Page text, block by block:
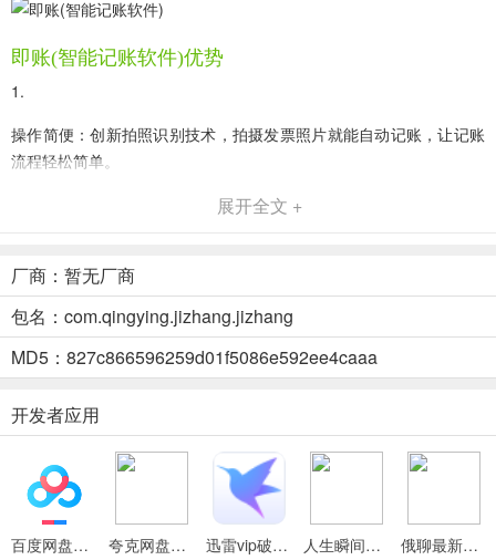
即账(智能记账软件)优势
1.
操作简便：创新拍照识别技术，拍摄发票照片就能自动记账，让记账
流程轻松简单。
验。
3.
功能多样：具备分类记账、预算监控、随时记账、图片记账、数据备
4.
安全保障：可为记账本设置专属密码，加密保护用户数据。
展开全文 +
厂商：暂无厂商
包名：com.qingying.jizhang.jizhang
MD5：827c866596259d01f5086e592ee4caaa
开发者应用
百度网盘绿色免安装Pc电脑版 夸克网盘官方正式版 迅雷vip破解版永久会员2024版 人生瞬间最新手机版 俄聊最新手机版